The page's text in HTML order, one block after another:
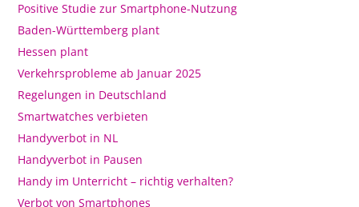
Positive Studie zur Smartphone-Nutzung
Baden-Württemberg plant
Hessen plant
Verkehrsprobleme ab Januar 2025
Regelungen in Deutschland
Smartwatches verbieten
Handyverbot in NL
Handyverbot in Pausen
Handy im Unterricht – richtig verhalten?
Verbot von Smartphones